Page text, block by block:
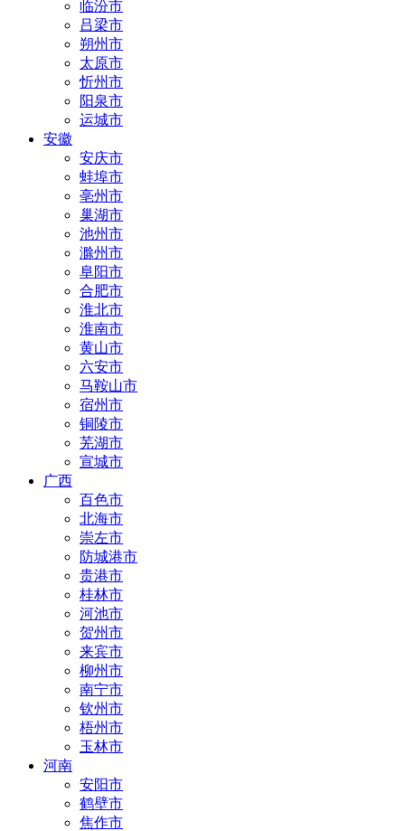
临汾市
吕梁市
朔州市
太原市
忻州市
阳泉市
运城市
安徽
安庆市
蚌埠市
亳州市
巢湖市
池州市
滁州市
阜阳市
合肥市
淮北市
淮南市
黄山市
六安市
马鞍山市
宿州市
铜陵市
芜湖市
宣城市
广西
百色市
北海市
崇左市
防城港市
贵港市
桂林市
河池市
贺州市
来宾市
柳州市
南宁市
钦州市
梧州市
玉林市
河南
安阳市
鹤壁市
焦作市